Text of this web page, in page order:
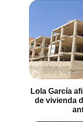
Lola García
de vivienda